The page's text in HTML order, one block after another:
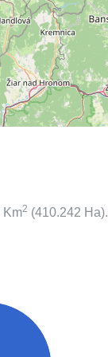
Km2 (410.242 Ha).